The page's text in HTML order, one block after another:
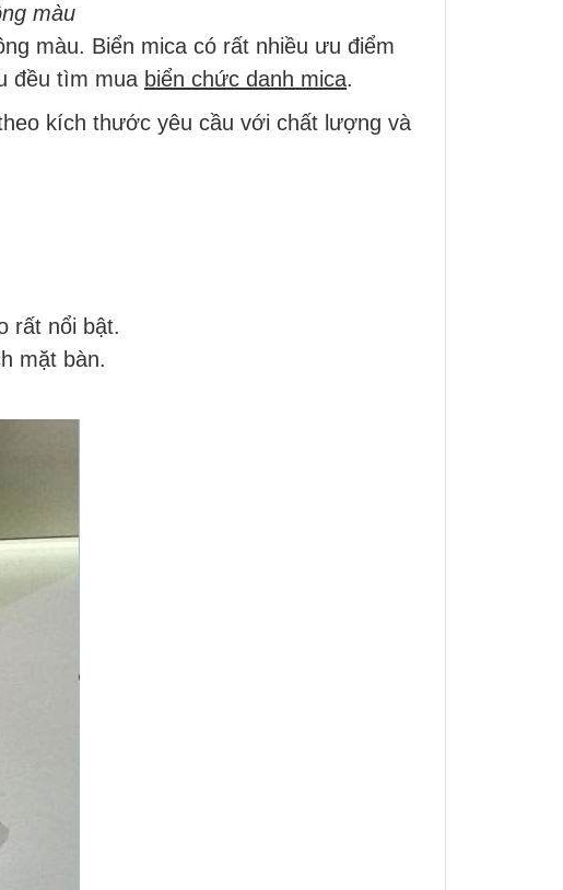
màu
màu. Biển mica có rất nhiều ưu điểm
đều tìm mua biển chức danh mica.
kích thước yêu cầu với chất lượng và
rất nổi bật.
mặt bàn.